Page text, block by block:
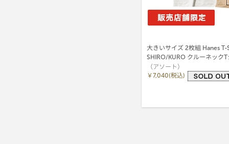
大きいサイズ 2枚組 Hanes T-
SHIRO/KURO クルーネックT
ヘインズ(HM1-D703)
（アソート）
￥7,040(税込)